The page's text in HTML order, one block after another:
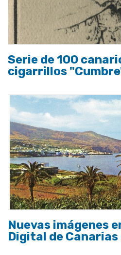
Serie de 100
cigarrillos
Nuevas imágenes
Digital de Canarias